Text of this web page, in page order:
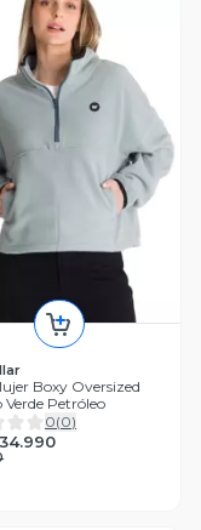
Boxy Oversized
Verde Petróleo
0(0)